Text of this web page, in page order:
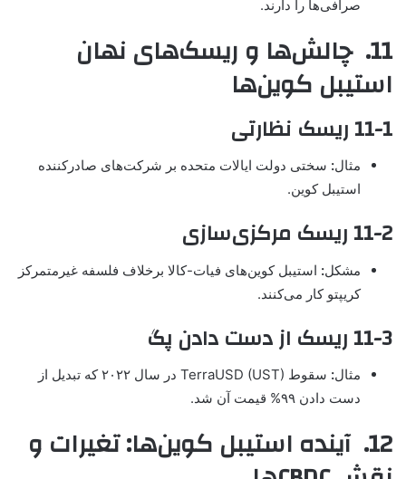
صرافی‌ها را دارند.
11. چالش‌ها و ریسک‌های نهان
استیبل کوین‌ها
11-1 ریسک نظارتی
مثال: سختی دولت ایالات متحده بر شرکت‌های صادرکننده
استیبل کوین.
11-2 ریسک مرکزی‌سازی
مشکل: استیبل کوین‌های فیات-کالا برخلاف فلسفه غیرمتمرکز
کریپتو کار می‌کنند.
11-3 ریسک از دست دادن پگ
مثال:
سقوط TerraUSD (UST) در سال ۲۰۲۲ که تبدیل از
دست دادن ۹۹% قیمت آن شد.
12. آینده استیبل کوین‌ها: تغیرات و